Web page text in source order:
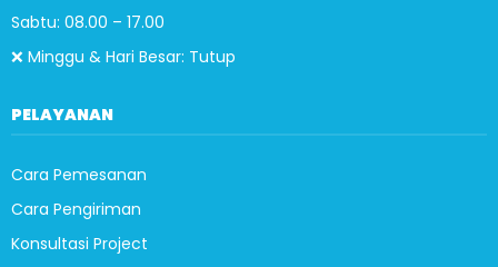
Sabtu: 08.00 – 17.00
❌ Minggu & Hari Besar: Tutup
PELAYANAN
Cara Pemesanan
Cara Pengiriman
Konsultasi Project